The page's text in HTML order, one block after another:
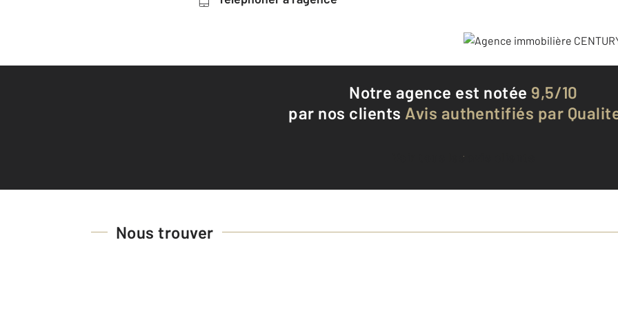
Notre agence est notée 9,5/10
par nos clients Avis authentifiés par
Voir tous les avis clients
Nous trouver